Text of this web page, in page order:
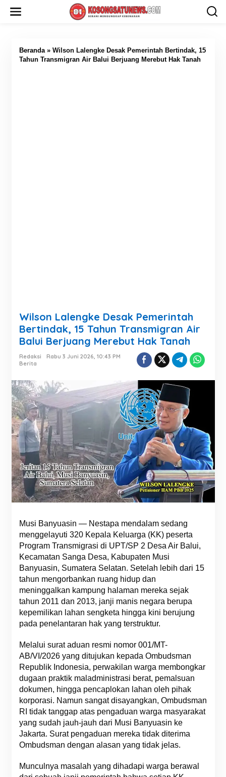
Beranda» Wilson Lalengke Desak Pemerintah Bertindak, 15
Tahun Transmigran Air Balui Berjuang Merebut Hak Tanah
Wilson Lalengke Desak Pemerintah
Bertindak, 15 Tahun Transmigran Air
Balui Berjuang Merebut Hak Tanah
Redaksi
Rabu 3 Juni 2026, 10:43 PM
Berita
Musi Banyuasin — Nestapa mendalam sedang
menggelayuti 320 Kepala Keluarga (KK) peserta
Program Transmigrasi di UPT/SP 2 Desa Air Balui,
Kecamatan Sanga Desa, Kabupaten Musi
Banyuasin, Sumatera Selatan. Setelah lebih dari 15
tahun mengorbankan ruang hidup dan
meninggalkan kampung halaman mereka sejak
tahun 2011 dan 2013, janji manis negara berupa
kepemilikan lahan sengketa hingga kini berujung
pada penelantaran hak yang terstruktur.
Melalui surat aduan resmi nomor 001/MT-
AB/VI/2026 yang ditujukan kepada Ombudsman
Republik Indonesia, perwakilan warga membongkar
dugaan praktik maladministrasi berat, pemalsuan
dokumen, hingga pencaplokan lahan oleh pihak
korporasi. Namun sangat disayangkan, Ombudsman
RI tidak tanggap atas pengaduan warga masyarakat
yang sudah jauh-jauh dari Musi Banyuasin ke
Jakarta. Surat pengaduan mereka tidak diterima
Ombudsman dengan alasan yang tidak jelas.
Munculnya masalah yang dihadapi warga berawal